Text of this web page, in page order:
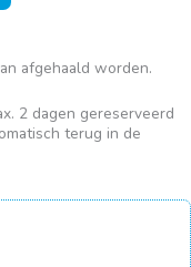
afgehaald worden.
2 dagen gereserveerd
terug in de